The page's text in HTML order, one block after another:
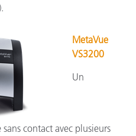
MetaVue
VS3200
Un
contact avec plusieurs